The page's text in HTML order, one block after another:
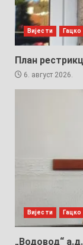
Вијести Гацко
План
6. август 2026.
Вијести Гацко
„Водовод“